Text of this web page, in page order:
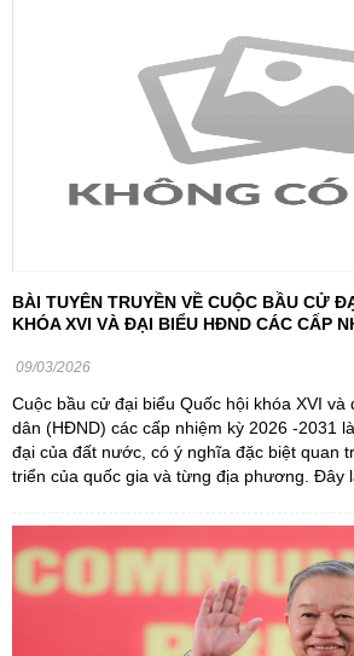
BÀI TUYÊN TRUYỀN VỀ CUỘC BẦU CỬ
KHÓA XVI VÀ ĐẠI BIỂU HĐND CÁC CẤP
09/03/2026
Cuộc bầu cử đại biểu Quốc hội khóa XVI và
dân (HĐND) các cấp nhiệm kỳ 2026 -2031
đại của đất nước, có ý nghĩa đặc biệt quan
triển của quốc gia và từng địa phương. Đây